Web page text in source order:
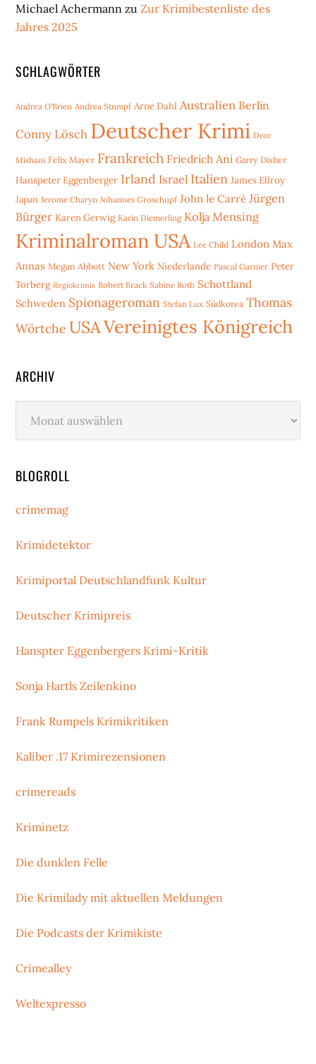
Michael Achermann zuZur Krimibestenliste des
Jahres 2025
SCHLAGWÖRTER
Andrea O'Brien Andrea Stumpf Arne Dahl Australien Berlin
Conny Lösch Deutscher Krimi Dror
Mishani Felix Mayer Frankreich Friedrich Ani Garry Disher
Hanspeter Eggenberger Irland Israel Italien James Ellroy
Japan Jerome Charyn Johannes Groschupf John le Carré Jürgen
Bürger Karen Gerwig Karin Diemerling Kolja Mensing
Kriminalroman USA Lee Child London Max
Annas Megan Abbott New York Niederlande Pascal Garnier Peter
Torberg Regiokrimis Robert Brack Sabine Roth Schottland
Schweden Spionageroman Stefan Lux Südkorea Thomas
Wörtche USAVereinigtes Königreich
ARCHIV
BLOGROLL
crimemag
Krimidetektor
Krimiportal Deutschlandfunk Kultur
Deutscher Krimipreis
Hanspter Eggenbergers Krimi-Kritik
Sonja Hartls Zeilenkino
Frank Rumpels Krimikritiken
Kaliber .17 Krimirezensionen
crimereads
Kriminetz
Die dunklen Felle
Die Krimilady mit aktuellen Meldungen
Die Podcasts der Krimikiste
Crimealley
Weltexpresso